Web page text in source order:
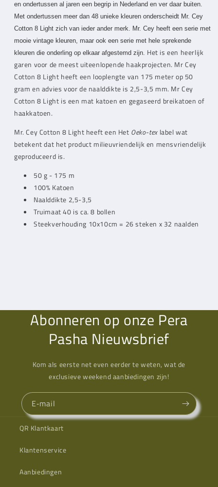
en ondertussen al jaren een begrip in Nederland en ver daar buiten.
Met ondertussen meer dan 48 unieke kleuren onderscheidt Mr. Cey
Cotton 8 Light zich van ieder ander merk. Mr. Cey heeft een serie met
mooie vintage kleuren, maar ook een serie met hele sprekende
kleuren die onderling op elkaar afgestemd zijn. Het is een heerlijk
garen voor de meest uiteenlopende haakprojecten. Mr Cey
Cotton 8 Light heeft een looplengte van 175 meter op 50
gram en advies voor de naalddikte is 2,5-3,5 mm. Mr Cey
Cotton 8 Light is een mat katoen en gegaseerd breikatoen of
haakkatoen.
Mr. CeyCotton 8 Light heeft een Het Oeko-tex label wat
betekent dat het product milieuvriendelijk en mensvriendelijk
geproduceerd is.
50 g - 175 m
100% Katoen
Naalddikte 2,5-3,5
Truimaat 40 is ca. 8 bollen
Steekverhouding 10x10cm = 26 steken x 32 naalden
Abonneren op onze Pera
Pasha Nieuwsbrief
Kom als eerste net even eerder te weten, wat de
exclusieve weekend aanbiedingen zijn!
E‑mail
QR Klantkaart
Klantenservice
Aanbiedingen